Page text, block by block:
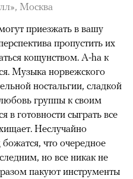
Москва
приезжать в вашу
пропустить их
кощунством. A-ha к
Музыка норвежского
ностальгии, сладкой
группы к своим
готовности сыграть все
Неслучайно
что очередное
но все никак не
пакуют инструменты